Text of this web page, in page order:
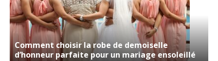
Comment choisir la robe de demoiselle
d’honneur parfaite pour un mariage ensoleillé